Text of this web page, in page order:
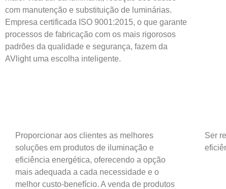
com manutenção e substituição de luminárias.
Empresa certificada ISO 9001:2015, o que garante
processos de fabricação com os mais rigorosos
padrões da qualidade e segurança, fazem da
AVlight uma escolha inteligente.
Proporcionar aos clientes as melhores
soluções em produtos de iluminação e
eficiência energética, oferecendo a opção
mais adequada a cada necessidade e o
melhor custo-benefício. A venda de produtos
Ser